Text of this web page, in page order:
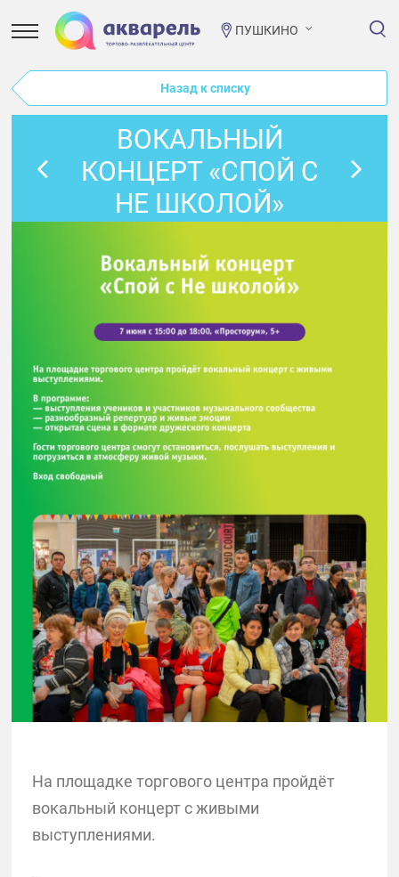
ПУШКИНО
Назад к списку
ВОКАЛЬНЫЙ
КОНЦЕРТ «СПОЙ С
НЕ ШКОЛОЙ»
На площадке торгового центра пройдёт
вокальный концерт с живыми
выступлениями.